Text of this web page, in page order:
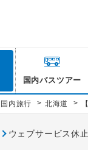
国内バスツアー
国内旅行 > 北海道 >
ウェブサービス休